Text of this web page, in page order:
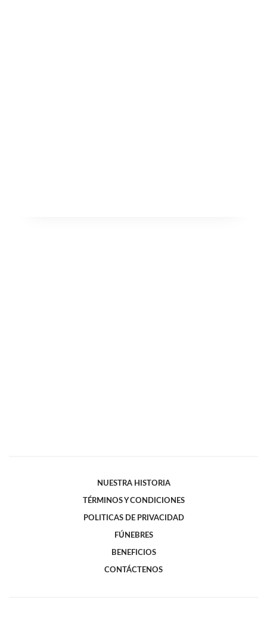
NUESTRA HISTORIA
TÉRMINOS Y CONDICIONES
POLITICAS DE PRIVACIDAD
FÚNEBRES
BENEFICIOS
CONTÁCTENOS